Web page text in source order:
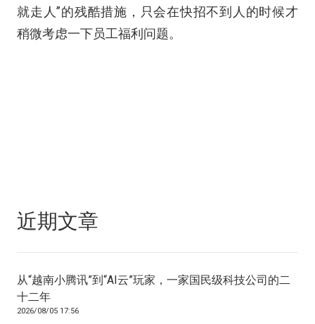
就走人”的残酷措施，只会在快招不到人的时候才
稍微考虑一下员工福利问题。
近期文章
从“越南小腾讯”到“AI云”玩家，一家国民级科技公司的二
十二年
2026/08/05 17:56